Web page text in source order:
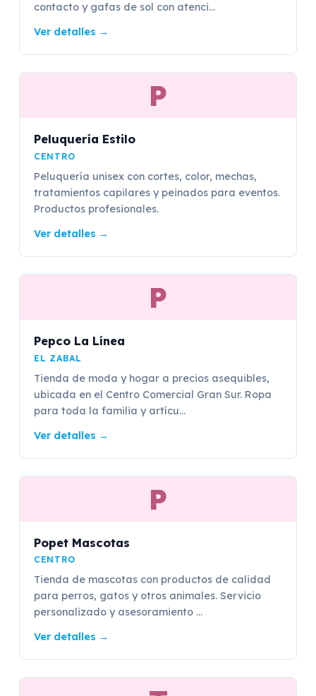
contacto y gafas de sol con atenci...
Ver detalles →
P
Peluquería Estilo
CENTRO
Peluquería unisex con cortes, color, mechas,
tratamientos capilares y peinados para eventos.
Productos profesionales.
Ver detalles →
P
Pepco La Línea
EL ZABAL
Tienda de moda y hogar a precios asequibles,
ubicada en el Centro Comercial Gran Sur. Ropa
para toda la familia y artícu...
Ver detalles →
P
Popet Mascotas
CENTRO
Tienda de mascotas con productos de calidad
para perros, gatos y otros animales. Servicio
personalizado y asesoramiento ...
Ver detalles →